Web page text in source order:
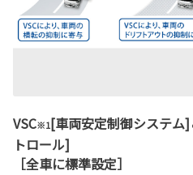
VSC※1[車両安定制御システム]
トロール]
［全車に標準設定］